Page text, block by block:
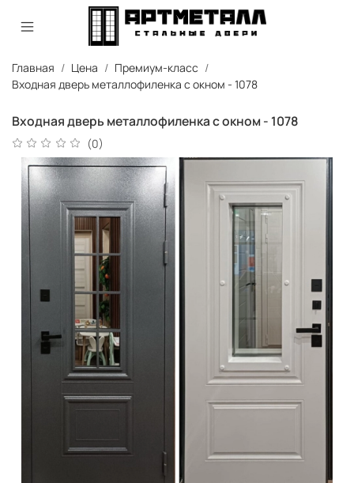
Главная Цена
Премиум-класс
Входная дверь металлофиленка с окном - 1078
Входная дверь металлофиленка с окном - 1078
(0)